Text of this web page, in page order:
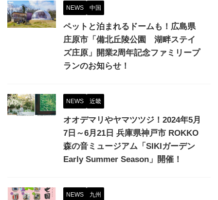
NEWS 中国
ペットと泊まれるドームも！広島県
庄原市「備北丘陵公園 湖畔ステイ
ズ庄原」開業2周年記念ファミリープ
ランのお知らせ！
NEWS 近畿
オオデマリやヤマツツジ！2024年5月
7日～6月21日 兵庫県神戸市 ROKKO
森の音ミュージアム「SIKIガーデン
Early Summer Season」開催！
NEWS 九州